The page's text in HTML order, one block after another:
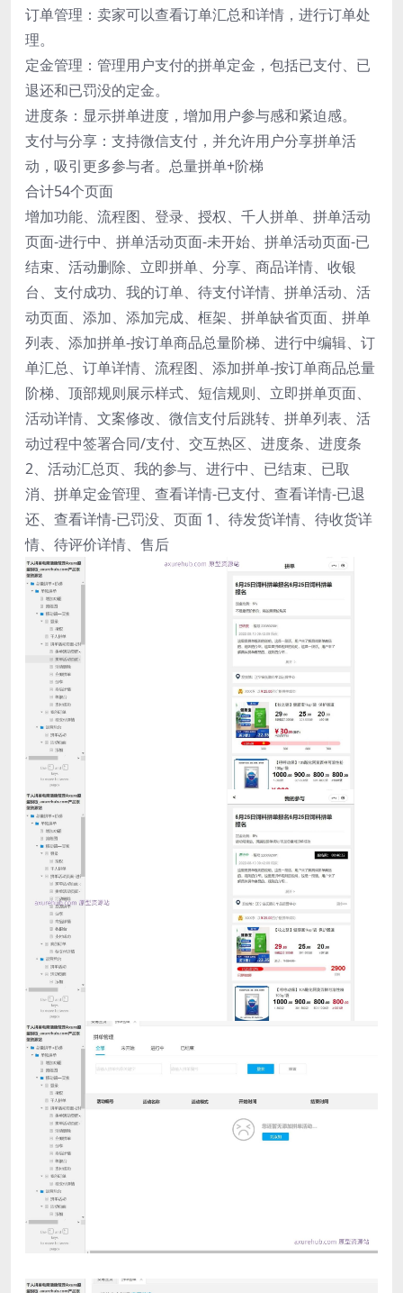
订单管理：卖家可以查看订单汇总和详情，进行订单处
理。
定金管理：管理用户支付的拼单定金，包括已支付、已
退还和已罚没的定金。
进度条：显示拼单进度，增加用户参与感和紧迫感。
支付与分享：支持微信支付，并允许用户分享拼单活
动，吸引更多参与者。总量拼单+阶梯
合计54个页面
增加功能、流程图、登录、授权、千人拼单、拼单活动
页面-进行中、拼单活动页面-未开始、拼单活动页面-已
结束、活动删除、立即拼单、分享、商品详情、收银
台、支付成功、我的订单、待支付详情、拼单活动、活
动页面、添加、添加完成、框架、拼单缺省页面、拼单
列表、添加拼单-按订单商品总量阶梯、进行中编辑、订
单汇总、订单详情、流程图、添加拼单-按订单商品总量
阶梯、顶部规则展示样式、短信规则、立即拼单页面、
活动详情、文案修改、微信支付后跳转、拼单列表、活
动过程中签署合同/支付、交互热区、进度条、进度条
2、活动汇总页、我的参与、进行中、已结束、已取
消、拼单定金管理、查看详情-已支付、查看详情-已退
还、查看详情-已罚没、页面 1、待发货详情、待收货详
情、待评价详情、售后